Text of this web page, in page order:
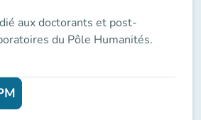
aux doctorants et post-
du Pôle Humanités.